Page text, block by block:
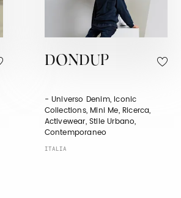
DONDUP
- Universo Denim, Iconic
Collections, Mini Me, Ricerca,
Activewear, Stile Urbano,
Contemporaneo
ITALIA